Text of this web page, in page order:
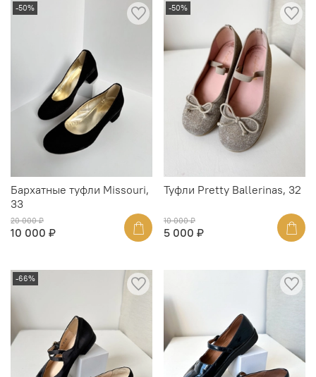
-50%
Бархатные туфли Missouri,
33
20 000 ₽
10 000 ₽
-50%
Туфли Pretty Ballerinas, 32
10 000 ₽
5 000 ₽
-66%